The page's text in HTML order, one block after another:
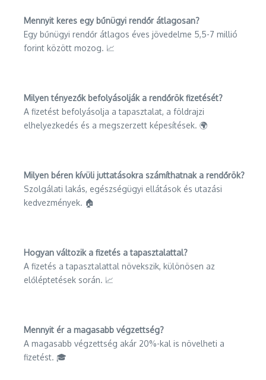
Mennyit keres egy bűnügyi rendőr átlagosan?
Egy bűnügyi rendőr átlagos éves jövedelme 5,5-7 millió
forint között mozog. 📈
Milyen tényezők befolyásolják a rendőrök fizetését?
A fizetést befolyásolja a tapasztalat, a földrajzi
elhelyezkedés és a megszerzett képesítések. 🌍
Milyen béren kívüli juttatásokra számíthatnak a rendőrök?
Szolgálati lakás, egészségügyi ellátások és utazási
kedvezmények. 🏠
Hogyan változik a fizetés a tapasztalattal?
A fizetés a tapasztalattal növekszik, különösen az
előléptetések során. 📈
Mennyit ér a magasabb végzettség?
A magasabb végzettség akár 20%-kal is növelheti a
fizetést. 🎓